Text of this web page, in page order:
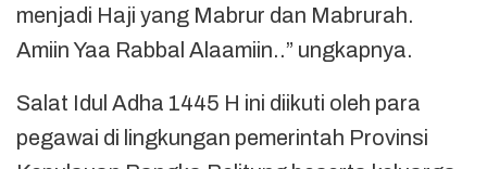
menjadi Haji yang Mabrur dan Mabrurah.
Amiin Yaa Rabbal Alaamiin..” ungkapnya.
Salat Idul Adha 1445 H ini diikuti oleh para
pegawai di lingkungan pemerintah Provinsi